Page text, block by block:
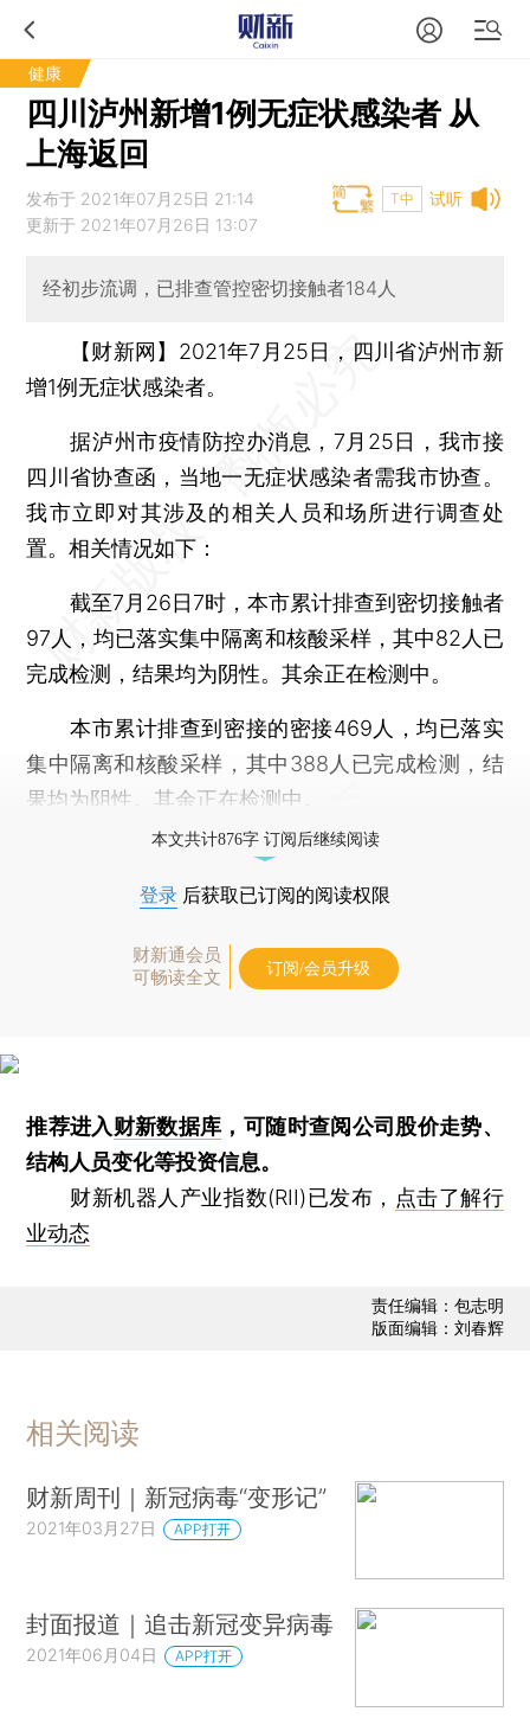
健康
四川泸州新增1例无症状感染者 从
上海返回
试听
发布于 2021年07月25日 21:14
更新于 2021年07月26日 13:07
T中
经初步流调，已排查管控密切接触者184人
【财新网】 2021年7月25日，四川省泸州市新
增1例无症状感染者。
据泸州市疫情防控办消息，7月25日，我市接
四川省协查函，当地一无症状感染者需我市协查。
我市立即对其涉及的相关人员和场所进行调查处
置。相关情况如下：
截至7月26日7时，本市累计排查到密切接触者
97人，均已落实集中隔离和核酸采样，其中82人已
完成检测，结果均为阴性。其余正在检测中。
本市累计排查到密接的密接469人，均已落实
集中隔离和核酸采样，其中388人已完成检测，结
果均为阴性。其余正在检测中。
本文共计876字 订阅后继续阅读
登录 后获取已订阅的阅读权限
财新通会员
可畅读全文
订阅/会员升级
推荐进入财新数据库 ，可随时查阅公司股价走势、
结构人员变化等投资信息。
财新机器人产业指数(RII)已发布， 点击了解行
业动态
责任编辑：包志明
版面编辑：刘春辉
相关阅读
财新周刊｜新冠病毒“变形记”
2021年03月27日 APP打开
封面报道｜追击新冠变异病毒
2021年06月04日 APP打开